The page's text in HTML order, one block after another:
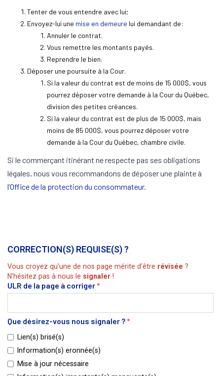
Tenter de vous entendre avec lui;
Envoyez-lui une mise en demeure lui demandant de:
Annuler le contrat.
Vous remettre les montants payés.
Reprendre le bien.
Déposer une poursuite à la Cour.
Si la valeur du contrat est de moins de 15 000$, vous
pourrez déposer votre demande à la Cour du Québec,
division des petites créances.
Si la valeur du contrat est de plus de 15 000$, mais
moins de 85 000$, vous pourrez déposer votre
demande à la Cour du Québec, chambre civile.
Si le commerçant itinérant ne respecte pas ses obligations
légales, nous vous recommandons de déposer une plainte à
l’Office de la protection du consommateur.
CORRECTION(S) REQUISE(S) ?
Vous croyez qu'une de nos page mérite d'être révisée ?
N'hésitez pas à nous le signaler !
ULR de la page à corriger*
Que désirez-vous nous signaler ?*
Lien(s) brisé(s)
Information(s) eronnée(s)
Mise à jour nécessaire